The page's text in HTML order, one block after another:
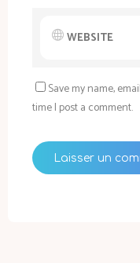
Save my name,
time I post a comment.